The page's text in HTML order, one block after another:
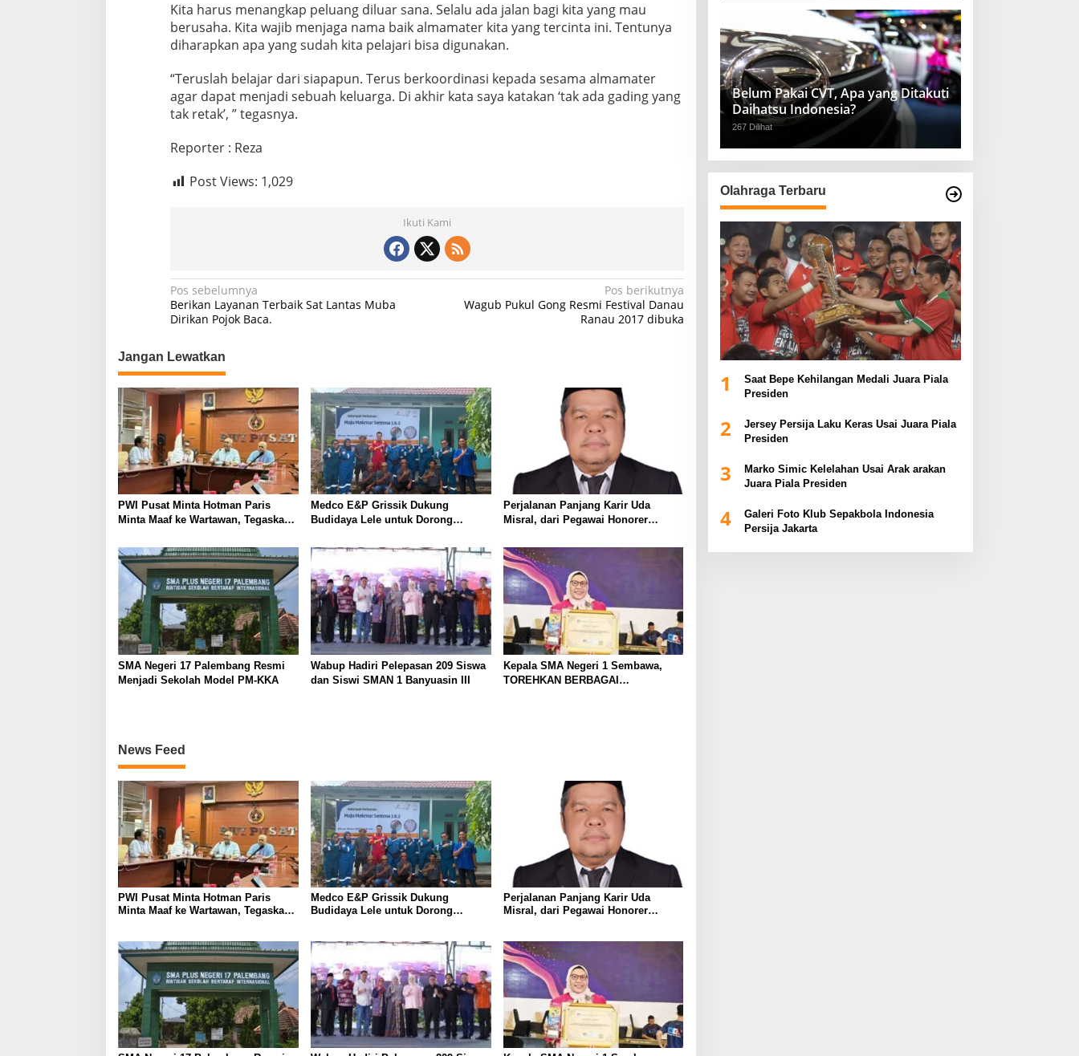
Kita harus menangkap peluang diluar sana. Selalu ada jalan bagi kita yang mau
berusaha. Kita wajib menjaga nama baik almamater kita yang tercinta ini. Tentunya
diharapkan apa yang sudah kita pelajari bisa digunakan.
“Teruslah belajar dari siapapun. Terus berkoordinasi kepada sesama almamater
agar dapat menjadi sebuah keluarga. Di akhir kata saya katakan ‘tak ada gading yang
tak retak’, ” tegasnya.
Reporter : Reza
Post Views: 1,029
Ikuti Kami
N
a
i
g
a
s
i
p
o
s
Pos sebelumnya
Berikan Layanan Terbaik Sat Lantas Muba
Dirikan Pojok Baca.
Pos berikutnya
Wagub Pukul Gong Resmi Festival Danau
Ranau 2017 dibuka
Jangan Lewatkan
PWI Pusat Minta Hotman Paris
Minta Maaf ke Wartawan, Tegaskan
Medco E&P Grissik Dukung
Budidaya Lele untuk Dorong
Perjalanan Panjang Karir Uda
Misral, dari Pegawai Honorer
Jabatan Struktural Eselon III
SMA Negeri 17 Palembang Resmi
Menjadi Sekolah Model PM-KKA
Wabup Hadiri Pelepasan 209 Siswa
dan Siswi SMAN 1 Banyuasin III
Kepala SMA Negeri 1 Sembawa,
TOREHKAN BERBAGAI
News Feed
PWI Pusat Minta Hotman Paris
Minta Maaf ke Wartawan, Tegaskan
Medco E&P Grissik Dukung
Budidaya Lele untuk Dorong
Perjalanan Panjang Karir Uda
Misral, dari Pegawai Honorer
Belum Pakai CVT, Apa yang Ditakuti
Daihatsu Indonesia?
267 Dilihat
Olahraga Terbaru
1
Saat Bepe Kehilangan Medali Juara Piala
Presiden
2
Jersey Persija Laku Keras Usai Juara Piala
Presiden
3
Marko Simic Kelelahan Usai Arak arakan
Juara Piala Presiden
4
Galeri Foto Klub Sepakbola Indonesia
Persija Jakarta